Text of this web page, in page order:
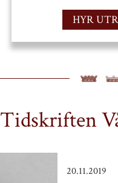
HYR
Tidskriften
20.11.2019